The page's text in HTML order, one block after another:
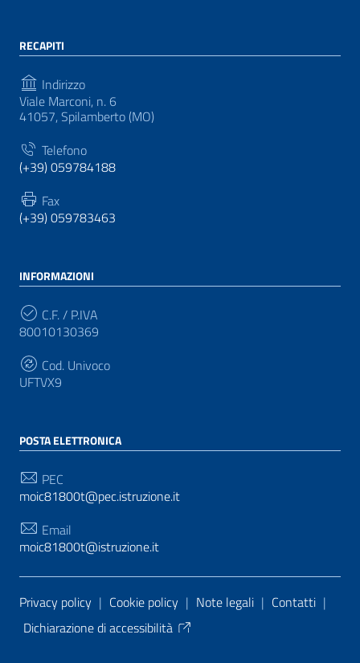
RECAPITI
Indirizzo
Viale Marconi, n. 6
41057, Spilamberto (MO)
Telefono
(+39) 059784188
Fax
(+39) 059783463
INFORMAZIONI
C.F. / P.IVA
80010130369
Cod. Univoco
UFTVX9
POSTA ELETTRONICA
PEC
moic81800t@pec.istruzione.it
Email
moic81800t@istruzione.it
Sezione Link Utili
Privacy policy | Cookie policy | Note legali | Contatti |
Dichiarazione di accessibilità